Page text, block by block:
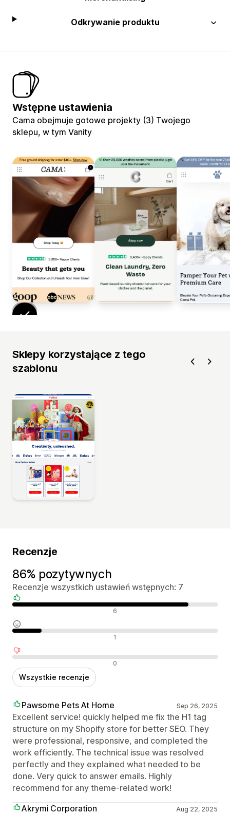
Odkrywanie produktu
Wstępne ustawienia
Cama obejmuje gotowe projekty (3) Twojego
sklepu, w tym Vanity
Sklepy korzystające z tego
szablonu
Recenzje
86% pozytywnych
Recenzje wszystkich ustawień wstępnych: 7
Pozytywne recenzje 6
Neutralne recenzje 1
Negatywne recenzje 0
Wszystkie recenzje
Pawsome Pets At Home Sep 26, 2025
Excellent service! quickly helped me fix the H1 tag
structure on my Shopify store for better SEO. They
were professional, responsive, and completed the
work efficiently. The technical issue was resolved
perfectly and they explained what needed to be
done. Very quick to answer emails. Highly
recommend for any theme-related work!
Akrymi Corporation
Aug 22, 2025